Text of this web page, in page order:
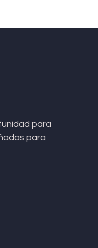
para
para